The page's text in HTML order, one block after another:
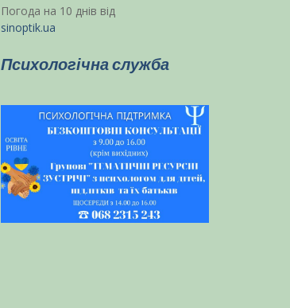
Погода на 10 днів від
sinoptik.ua
Психологічна служба